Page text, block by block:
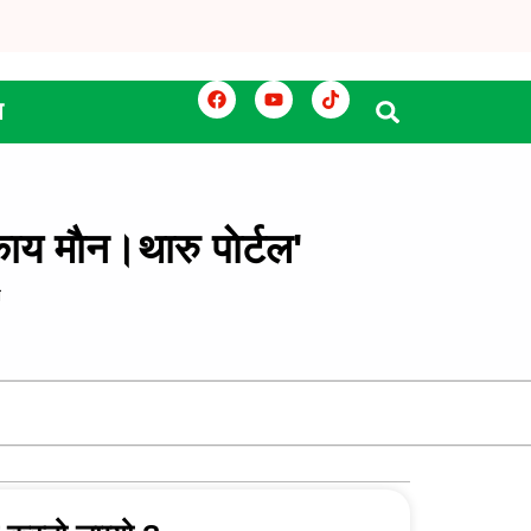
माैन।थारु पाेर्टल'